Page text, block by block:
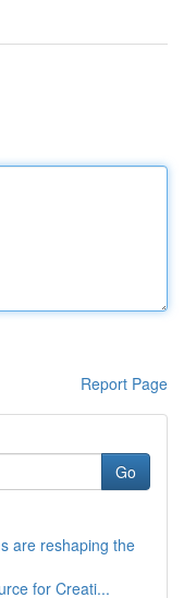
Report Page
Go
are reshaping the
for Creati...